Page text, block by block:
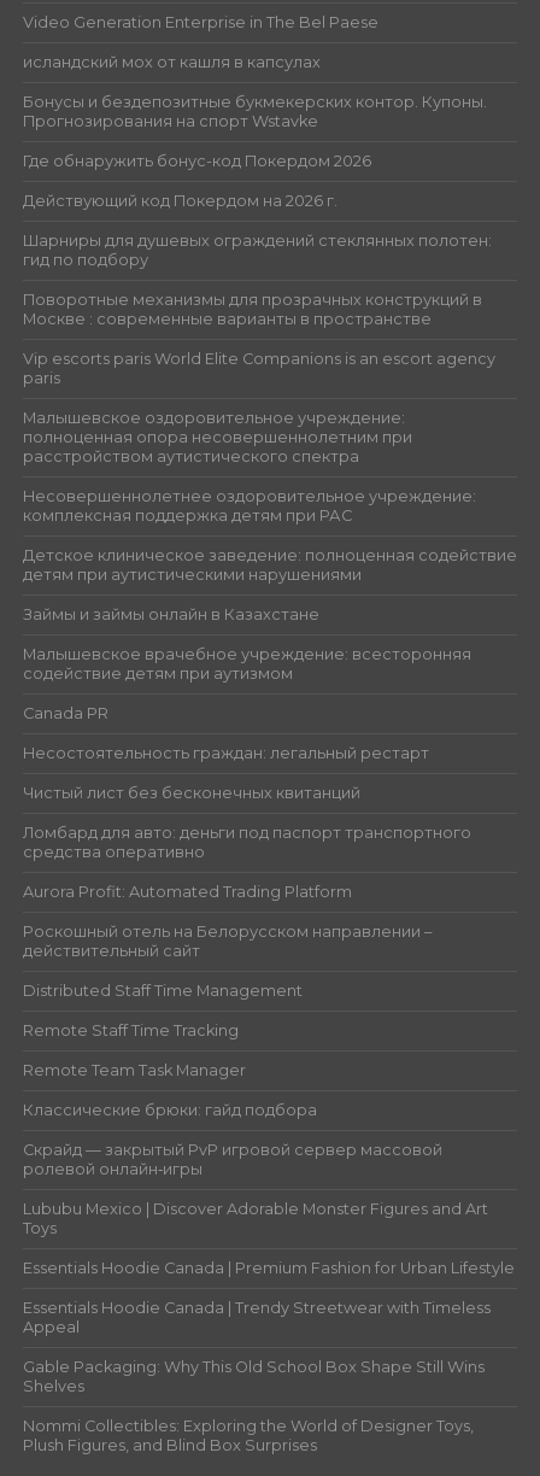
Video Generation Enterprise in The Bel Paese
исландский мох от кашля в капсулах
Бонусы и бездепозитные букмекерских контор. Купоны.
Прогнозирования на спорт Wstavke
Где обнаружить бонус-код Покердом 2026
Действующий код Покердом на 2026 г.
Шарниры для душевых ограждений стеклянных полотен:
гид по подбору
Поворотные механизмы для прозрачных конструкций в
Москве : современные варианты в пространстве
Vip escorts paris World Elite Companions is an escort agency
paris
Малышевское оздоровительное учреждение:
полноценная опора несовершеннолетним при
расстройством аутистического спектра
Несовершеннолетнее оздоровительное учреждение:
комплексная поддержка детям при РАС
Детское клиническое заведение: полноценная содействие
детям при аутистическими нарушениями
Займы и займы онлайн в Казахстане
Малышевское врачебное учреждение: всесторонняя
содействие детям при аутизмом
Canada PR
Несостоятельность граждан: легальный рестарт
Чистый лист без бесконечных квитанций
Ломбард для авто: деньги под паспорт транспортного
средства оперативно
Aurora Profit: Automated Trading Platform
Роскошный отель на Белорусском направлении –
действительный сайт
Distributed Staff Time Management
Remote Staff Time Tracking
Remote Team Task Manager
Классические брюки: гайд подбора
Скрайд — закрытый PvP игровой сервер массовой
ролевой онлайн‑игры
Lububu Mexico | Discover Adorable Monster Figures and Art
Toys
Essentials Hoodie Canada | Premium Fashion for Urban Lifestyle
Essentials Hoodie Canada | Trendy Streetwear with Timeless
Appeal
Gable Packaging: Why This Old School Box Shape Still Wins
Shelves
Nommi Collectibles: Exploring the World of Designer Toys,
Plush Figures, and Blind Box Surprises